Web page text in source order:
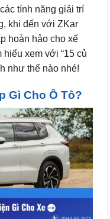
tính năng giải trí
khi đến với ZKar
hoàn hảo cho xế
xem với “15 củ
như thế nào nhé!
Gì Cho Ô Tô?